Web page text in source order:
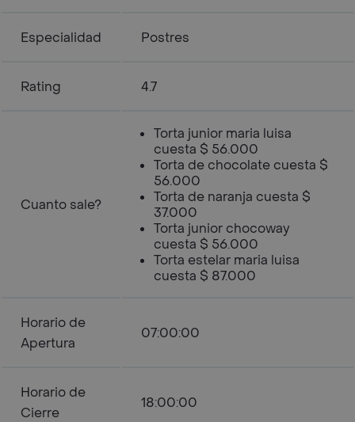
Especialidad Postres
Rating 4.7
Cuanto sale?
Torta junior maria luisa
cuesta $ 56.000
Torta de chocolate cuesta $
56.000
Torta de naranja cuesta $
37.000
Torta junior chocoway
cuesta $ 56.000
Torta estelar maria luisa
cuesta $ 87.000
Horario de
Apertura
07:00:00
Horario de
Cierre
18:00:00